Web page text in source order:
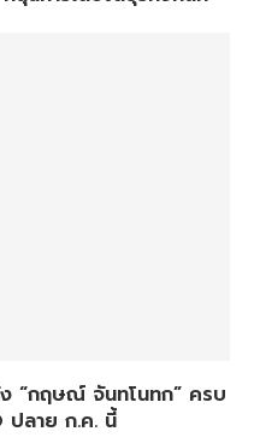
“กฤษณ์ จันทโนทก” ครบ
ปลาย ก.ค. นี้